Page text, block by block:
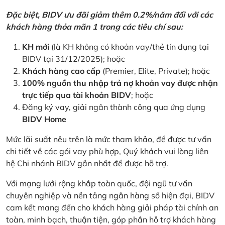
Đặc biệt, BIDV ưu đãi giảm thêm 0.2%/năm đối với các
khách hàng thỏa mãn 1 trong các tiêu chí sau:
KH mới (là KH không có khoản vay/thẻ tín dụng tại
BIDV tại 31/12/2025); hoặc
Khách hàng cao cấp (Premier, Elite, Private); hoặc
100% nguồn thu nhập trả nợ khoản vay được nhận
trực tiếp qua tài khoản BIDV; hoặc
Đăng ký vay, giải ngân thành công qua ứng dụng
BIDV Home
Mức lãi suất nêu trên là mức tham khảo, để được tư vấn
chi tiết về các gói vay phù hợp, Quý khách vui lòng liên
hệ Chi nhánh BIDV gần nhất để được hỗ trợ.
Với mạng lưới rộng khắp toàn quốc, đội ngũ tư vấn
chuyên nghiệp và nền tảng ngân hàng số hiện đại, BIDV
cam kết mang đến cho khách hàng giải pháp tài chính an
toàn, minh bạch, thuận tiện, góp phần hỗ trợ khách hàng